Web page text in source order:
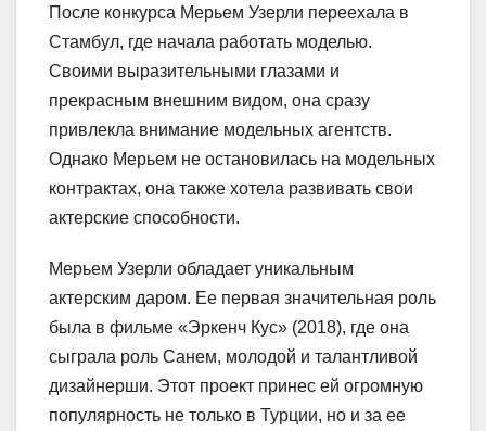
После конкурса Мерьем Узерли переехала в
Стамбул, где начала работать моделью.
Своими выразительными глазами и
прекрасным внешним видом, она сразу
привлекла внимание модельных агентств.
Однако Мерьем не остановилась на модельных
контрактах, она также хотела развивать свои
актерские способности.
Мерьем Узерли обладает уникальным
актерским даром. Ее первая значительная роль
была в фильме «Эркенч Кус» (2018), где она
сыграла роль Санем, молодой и талантливой
дизайнерши. Этот проект принес ей огромную
популярность не только в Турции, но и за ее